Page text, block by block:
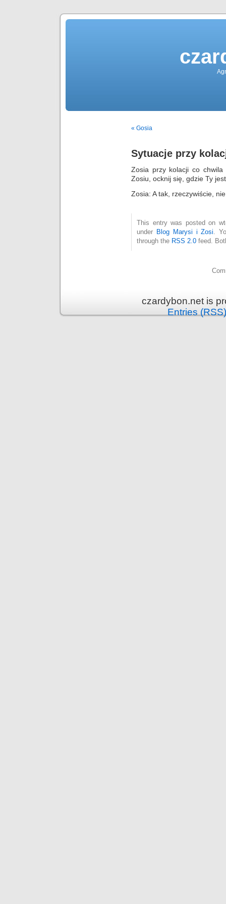
« Gosia
Sytuacje przy
Zosia przy kolacji co
Zosiu, ocknij się, gdzie Ty
Zosia: A tak, rzeczywiście,
This entry was posted on
under Blog Marysi i Zosi.
through the RSS 2.0 feed.
czardybon.net is
Entries (RSS)